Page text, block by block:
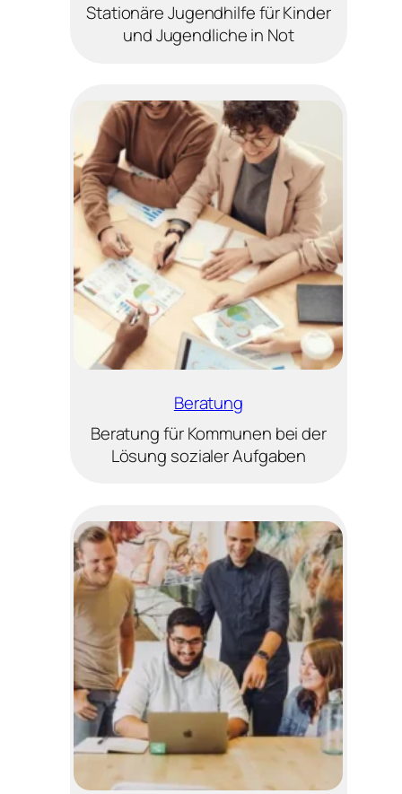
Stationäre Jugendhilfe für Kinder
und Jugendliche in Not
Beratung
Beratung für Kommunen bei der
Lösung sozialer Aufgaben